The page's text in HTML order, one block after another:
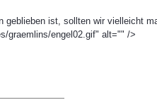
ist, sollten wir vielleicht
graemlins/engel02.gif" alt="" />